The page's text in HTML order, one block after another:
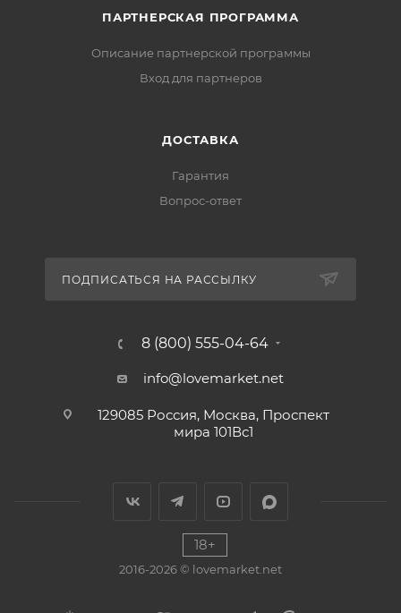
ПАРТНЕРСКАЯ ПРОГРАММА
Описание партнерской программы
Вход для партнеров
ДОСТАВКА
Гарантия
Вопрос-ответ
ПОДПИСАТЬСЯ НА РАССЫЛКУ
8 (800) 555-04-64
info@lovemarket.net
129085 Россия, Москва, Проспект
мира 101Вс1
2016-2026 © lovemarket.net
18+